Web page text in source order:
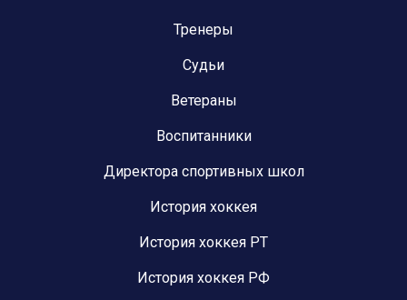
Тренеры
Судьи
Ветераны
Воспитанники
Директора спортивных школ
История хоккея
История хоккея РТ
История хоккея РФ